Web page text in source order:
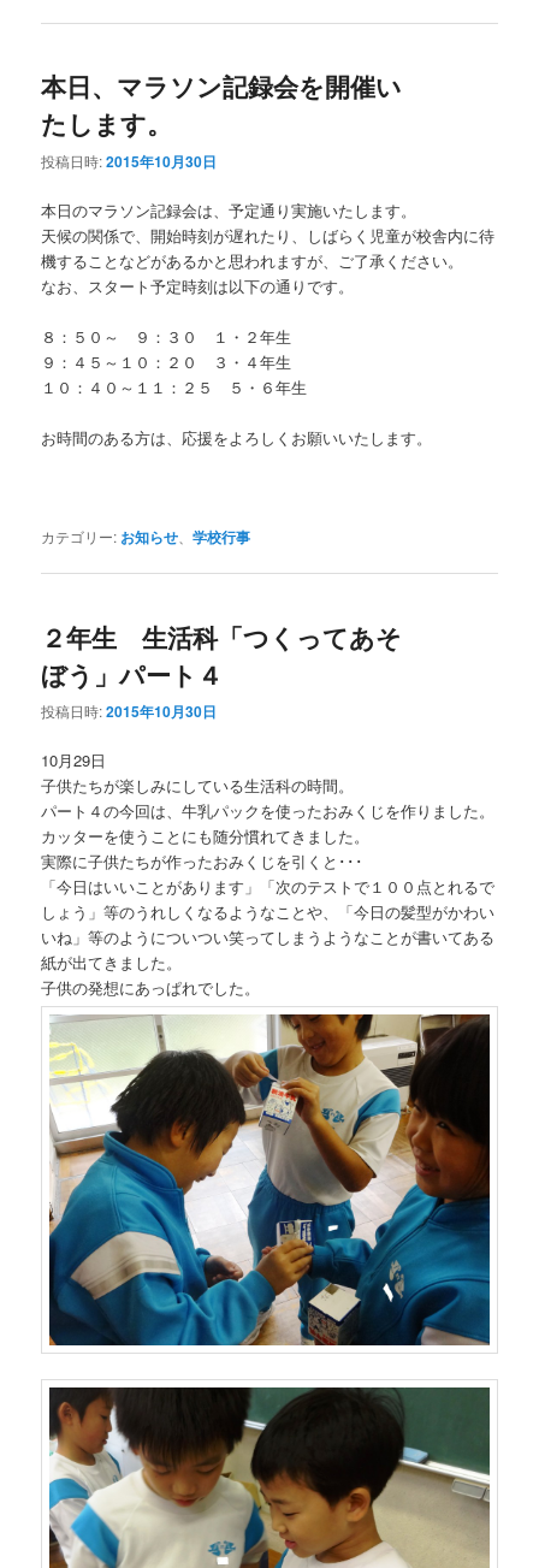
本日、マラソン記録会を開催い
たします。
投稿日時:2015年10月30日
本日のマラソン記録会は、予定通り実施いたします。
天候の関係で、開始時刻が遅れたり、しばらく児童が校舎内に待
機することなどがあるかと思われますが、ご了承ください。
なお、スタート予定時刻は以下の通りです。
８：５０～ ９：３０ １・２年生
９：４５～１０：２０ ３・４年生
１０：４０～１１：２５ ５・６年生
お時間のある方は、応援をよろしくお願いいたします。
カテゴリー: お知らせ 、学校行事
２年生 生活科「つくってあそ
ぼう」パート４
投稿日時:2015年10月30日
10月29日
子供たちが楽しみにしている生活科の時間。
パート４の今回は、牛乳パックを使ったおみくじを作りました。
カッターを使うことにも随分慣れてきました。
実際に子供たちが作ったおみくじを引くと･･･
「今日はいいことがあります」「次のテストで１００点とれるで
しょう」等のうれしくなるようなことや、「今日の髪型がかわい
いね」等のようについつい笑ってしまうようなことが書いてある
紙が出てきました。
子供の発想にあっぱれでした。